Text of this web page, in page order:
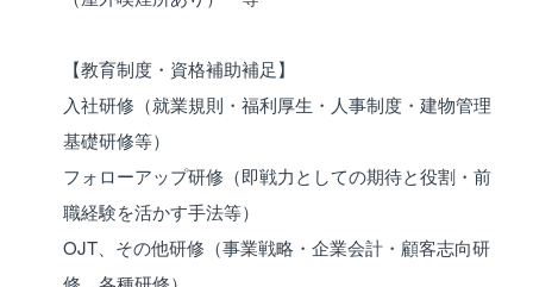
【教育制度・資格補助補足】
入社研修（就業規則・福利厚生・人事制度・建物管理
基礎研修等）
フォローアップ研修（即戦力としての期待と役割・前
職経験を活かす手法等）
OJT、その他研修（事業戦略・企業会計・顧客志向研